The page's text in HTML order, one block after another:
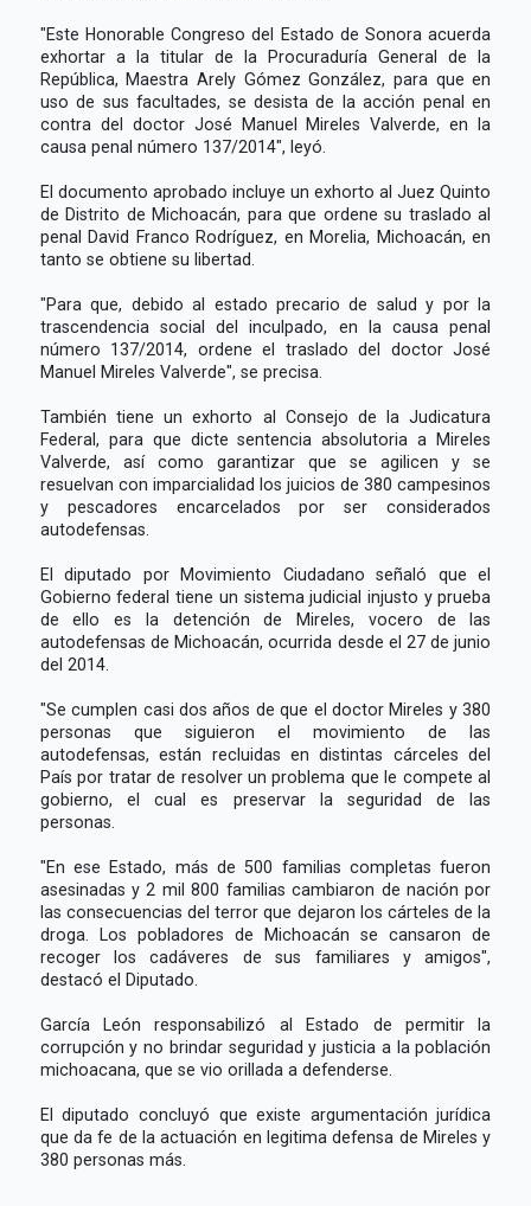
"Este Honorable Congreso del Estado de Sonora acuerda
exhortar a la titular de la Procuraduría General de la
República, Maestra Arely Gómez González, para que en
uso de sus facultades, se desista de la acción penal en
contra del doctor José Manuel Mireles Valverde, en la
causa penal número 137/2014", leyó.
El documento aprobado incluye un exhorto al Juez Quinto
de Distrito de Michoacán, para que ordene su traslado al
penal David Franco Rodríguez, en Morelia, Michoacán, en
tanto se obtiene su libertad.
"Para que, debido al estado precario de salud y por la
trascendencia social del inculpado, en la causa penal
número 137/2014, ordene el traslado del doctor José
Manuel Mireles Valverde", se precisa.
También tiene un exhorto al Consejo de la Judicatura
Federal, para que dicte sentencia absolutoria a Mireles
Valverde, así como garantizar que se agilicen y se
resuelvan con imparcialidad los juicios de 380 campesinos
y pescadores encarcelados por ser considerados
autodefensas.
El diputado por Movimiento Ciudadano señaló que el
Gobierno federal tiene un sistema judicial injusto y prueba
de ello es la detención de Mireles, vocero de las
autodefensas de Michoacán, ocurrida desde el 27 de junio
del 2014.
"Se cumplen casi dos años de que el doctor Mireles y 380
personas que siguieron el movimiento de las
autodefensas, están recluidas en distintas cárceles del
País por tratar de resolver un problema que le compete al
gobierno, el cual es preservar la seguridad de las
personas.
"En ese Estado, más de 500 familias completas fueron
asesinadas y 2 mil 800 familias cambiaron de nación por
las consecuencias del terror que dejaron los cárteles de la
droga. Los pobladores de Michoacán se cansaron de
recoger los cadáveres de sus familiares y amigos",
destacó el Diputado.
García León responsabilizó al Estado de permitir la
corrupción y no brindar seguridad y justicia a la población
michoacana, que se vio orillada a defenderse.
El diputado concluyó que existe argumentación jurídica
que da fe de la actuación en legitima defensa de Mireles y
380 personas más.